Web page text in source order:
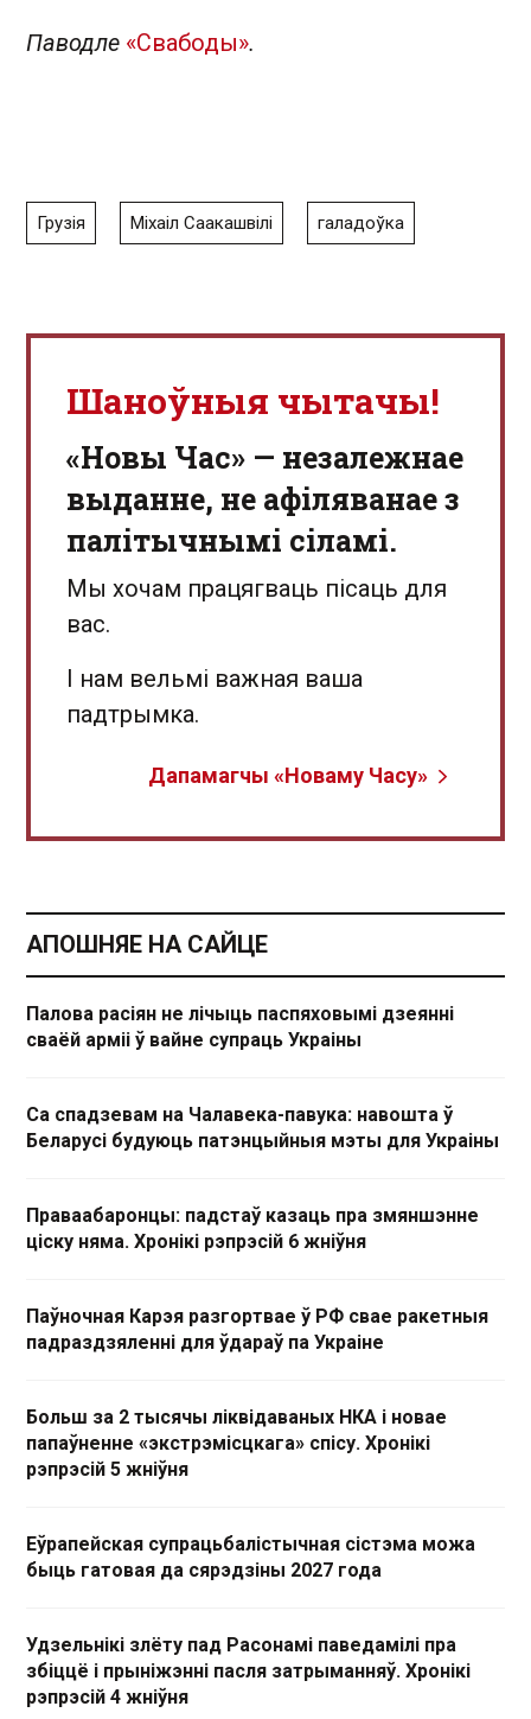
Паводле «Свабоды».
Грузія Міхаіл Саакашвілі галадоўка
Шаноўныя чытачы!
«Новы Час» — незалежнае
выданне, не афіляванае з
палітычнымі сіламі.
Мы хочам працягваць пісаць для
вас.
І нам вельмі важная ваша
падтрымка.
Дапамагчы «Новаму Часу»
АПОШНЯЕ НА САЙЦЕ
Палова расіян не лічыць паспяховымі дзеянні
сваёй арміі ў вайне супраць Украіны
Са спадзевам на Чалавека-павука: навошта ў
Беларусі будуюць патэнцыйныя мэты для Украіны
Праваабаронцы: падстаў казаць пра змяншэнне
ціску няма. Хронікі рэпрэсій 6 жніўня
Паўночная Карэя разгортвае ў РФ свае ракетныя
падраздзяленні для ўдараў па Украіне
Больш за 2 тысячы ліквідаваных НКА і новае
папаўненне «экстрэмісцкага» спісу. Хронікі
рэпрэсій 5 жніўня
Еўрапейская супрацьбалістычная сістэма можа
быць гатовая да сярэдзіны 2027 года
Удзельнікі злёту пад Расонамі паведамілі пра
збіццё і прыніжэнні пасля затрыманняў. Хронікі
рэпрэсій 4 жніўня